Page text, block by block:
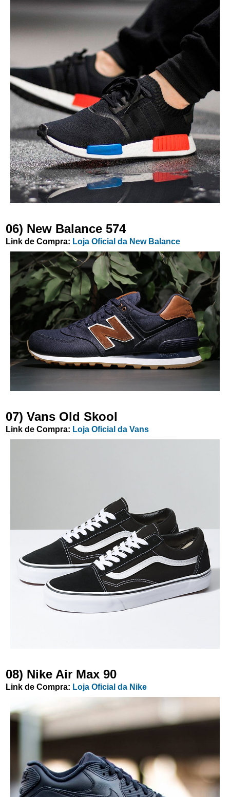
06) New Balance 574
Link de Compra: Loja Oficial da New Balance
07) Vans Old Skool
Link de Compra: Loja Oficial da Vans
08) Nike Air Max 90
Link de Compra: Loja Oficial da Nike